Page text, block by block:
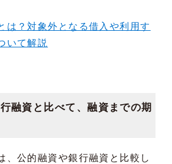
は？対象外となる借入や利用す
いて解説
融資と比べて、融資までの期
、公的融資や銀行融資と比較し